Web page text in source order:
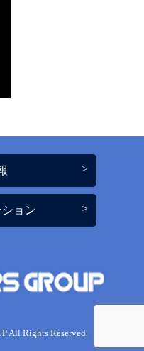
ョン
All Rights Reserved.